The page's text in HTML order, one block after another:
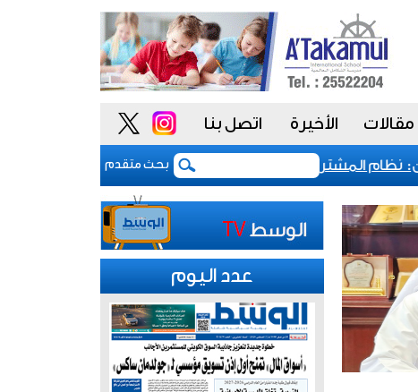
مقالات الأخيرة اتصل بنا
بحث متقدم
المشتريات يمنح الحكومة السعودية أدوات أكثر مرونة
عدد اليوم